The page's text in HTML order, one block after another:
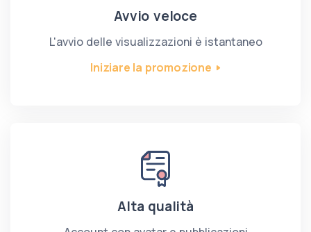
Avvio veloce
L'avvio delle visualizzazioni è istantaneo
Iniziare la promozione
Alta qualità